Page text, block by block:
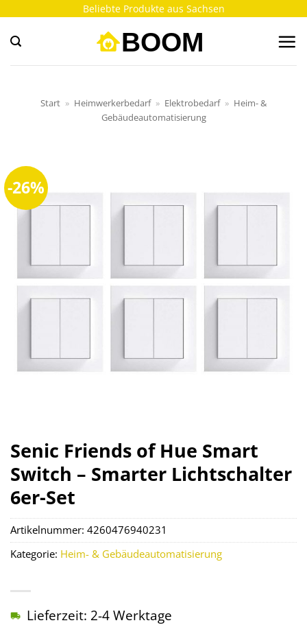
springen
Beliebte Produkte aus Sachsen
Start » Heimwerkerbedarf » Elektrobedarf » Heim- &
Gebäudeautomatisierung
-26%
Senic Friends of Hue Smart
Switch – Smarter Lichtschalter
6er-Set
Lieferzeit: 2-4 Werktage
Artikelnummer: 4260476940231
Kategorie: Heim- & Gebäudeautomatisierung